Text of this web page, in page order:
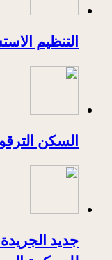
التنظيم
السكن
جديد